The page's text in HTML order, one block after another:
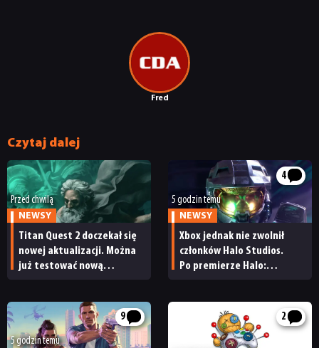
PUBLICYSTYKA
KULTURA
TECHNOLOGIE
DYSKUSJE
SKLEP
Fred
Czytaj dalej
Przed chwilą
NEWSY
Titan Quest 2 doczekał się
nowej aktualizacji. Można
już testować nową
4
5 godzin temu
NEWSY
Xbox jednak nie zwolnił
członków Halo Studios.
Po premierze Halo:
9
5 godzin temu
2